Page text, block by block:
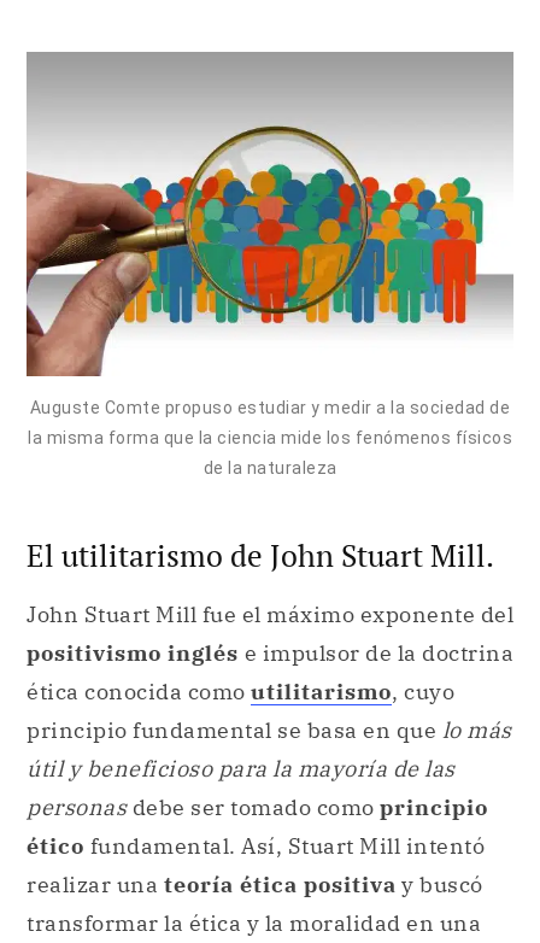
Auguste Comte propuso estudiar y medir a la sociedad de
la misma forma que la ciencia mide los fenómenos físicos
de la naturaleza
El utilitarismo de John Stuart Mill.
John Stuart Mill fue el máximo exponente del
positivismo inglés e impulsor de la doctrina
ética conocida como utilitarismo, cuyo
principio fundamental se basa en que lo más
útil y beneficioso para la mayoría de las
personasdebe ser tomado como principio
ético fundamental. Así, Stuart Mill intentó
realizar una teoría ética positiva y buscó
transformar la ética y la moralidad en una